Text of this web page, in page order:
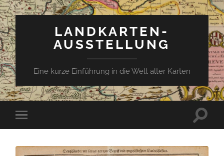
LANDKARTEN-
AUSSTELLUNG
Eine kurze Einführung in die Welt alter Karten
Mobile-
Menü